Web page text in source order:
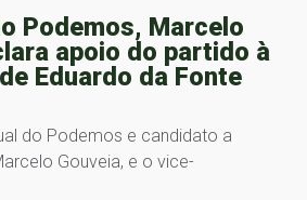
Podemos, Marcelo
apoio do partido à
Eduardo da Fonte
do Podemos e candidato a
Gouveia, e o vice-